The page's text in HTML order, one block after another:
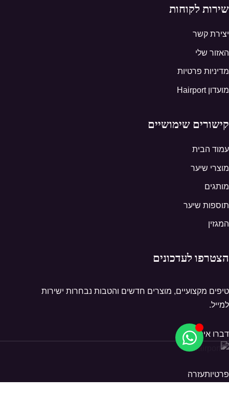
שירות לקוחות
יצירת קשר
האזור שלי
מדיניות פרטיות
מועדון Hairport
קישורים שימושיים
עמוד הבית
מוצרי שיער
מותגים
תוספות שיער
המגזין
הצטרפו לעדכונים
טיפים מקצועיים, מוצרים חדשים והטבות נבחרות ישירות
למייל.
דברו איתנו
פרטיותעזרה